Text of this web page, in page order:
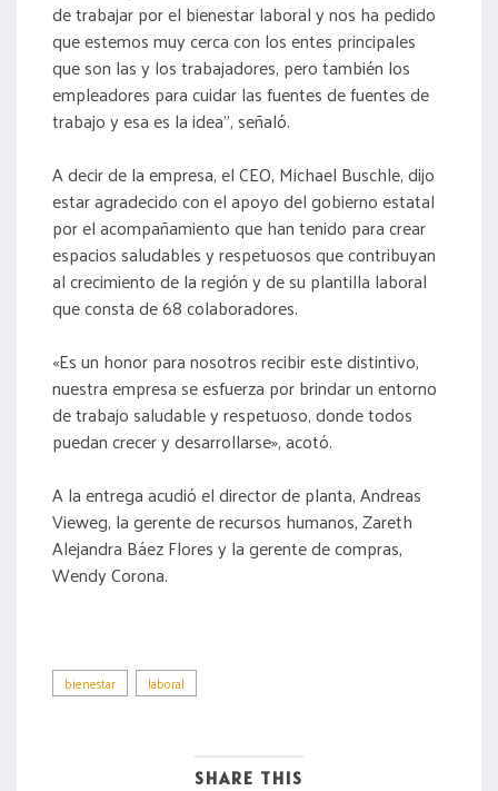
de trabajar por el bienestar laboral y nos ha pedido
que estemos muy cerca con los entes principales
que son las y los trabajadores, pero también los
empleadores para cuidar las fuentes de fuentes de
trabajo y esa es la idea”, señaló.
A decir de la empresa, el CEO, Michael Buschle, dijo
estar agradecido con el apoyo del gobierno estatal
por el acompañamiento que han tenido para crear
espacios saludables y respetuosos que contribuyan
al crecimiento de la región y de su plantilla laboral
que consta de 68 colaboradores.
«Es un honor para nosotros recibir este distintivo,
nuestra empresa se esfuerza por brindar un entorno
de trabajo saludable y respetuoso, donde todos
puedan crecer y desarrollarse», acotó.
A la entrega acudió el director de planta, Andreas
Vieweg, la gerente de recursos humanos, Zareth
Alejandra Báez Flores y la gerente de compras,
Wendy Corona.
bienestar laboral
SHARE THIS